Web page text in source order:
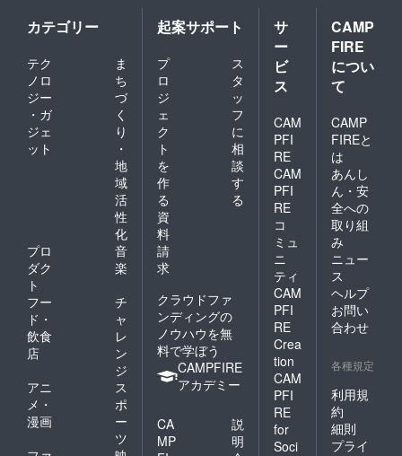
待券で
は交通
費は負
担対象
外で
す。
有効で
す。
※Openi
Partyに
日程上
できな
は、イ
ベント
招待券3
枚と交
換させ
て頂き
ます。
※イベン
トは、
基本的
に毎月
ありま
す。
シェア
ハウス
パー
、ゲス
トを呼
んだイ
ベン
カテゴリー
テク
ノロ
ジー
・ガ
ジェ
ット
ま
ち
づ
く
り
・
地
域
活
性
化
プロ
ダク
ト
音
楽
フー
ド・
飲食
店
チ
ャ
レ
ン
ジ
アニ
メ・
漫画
ス
ポ
ー
ツ
起案サポート
プ
ロ
ジ
ェ
ク
ト
を
作
る
ス
タ
ッ
フ
に
相
談
す
る
資
料
請
求
クラウドファ
ンディングの
ノウハウを無
料で学ぼう
CAMPFIRE
アカデミー
CA
MP
説
明
サ
ー
ビ
ス
CAM
PFI
RE
CAM
PFI
RE
コ
ミュ
ニ
ティ
CAM
PFI
RE
Crea
tion
CAM
PFI
RE
for
Soci
CAMP
FIRE
につい
て
CAMP
FIREと
は
あんし
ん・安
全への
取り組
み
ニュー
ス
ヘルプ
お問い
合わせ
各種規定
利用規
約
細則
プライ